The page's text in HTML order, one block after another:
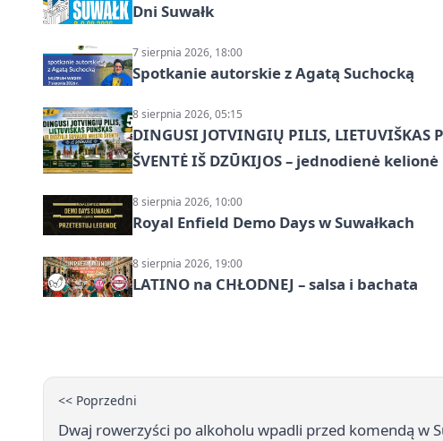
Dni Suwałk
7 sierpnia 2026, 18:00
Spotkanie autorskie z Agatą Suchocką
8 sierpnia 2026, 05:15
DINGUSI JOTVINGIŲ PILIS, LIETUVIŠKAS
ŠVENTĖ IŠ DZŪKIJOS – jednodienė kelionė
8 sierpnia 2026, 10:00
Royal Enfield Demo Days w Suwałkach
8 sierpnia 2026, 19:00
LATINO na CHŁODNEJ – salsa i bachata
<< Poprzedni
Dwaj rowerzyści po alkoholu wpadli przed komendą w